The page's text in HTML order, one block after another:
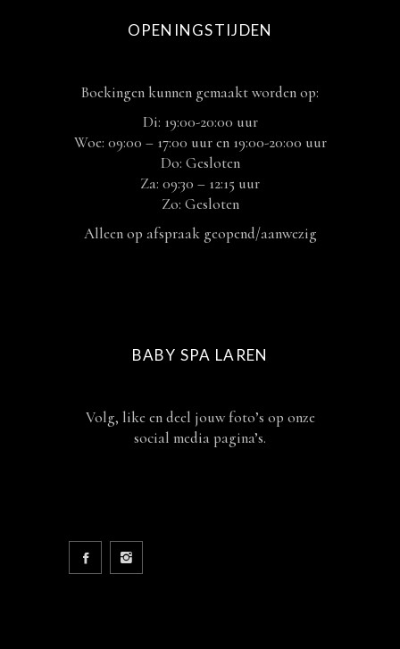
OPENINGSTIJDEN
Boekingen kunnen gemaakt worden op:
Di: 19:00-20:00 uur
Woe: 09:00 – 17:00 uur en 19:00-20:00 uur
Do: Gesloten
Za: 09:30 – 12:15 uur
Zo: Gesloten
Alleen op afspraak geopend/aanwezig
BABY SPA LAREN
Volg, like en deel jouw foto’s op onze
social media pagina’s.